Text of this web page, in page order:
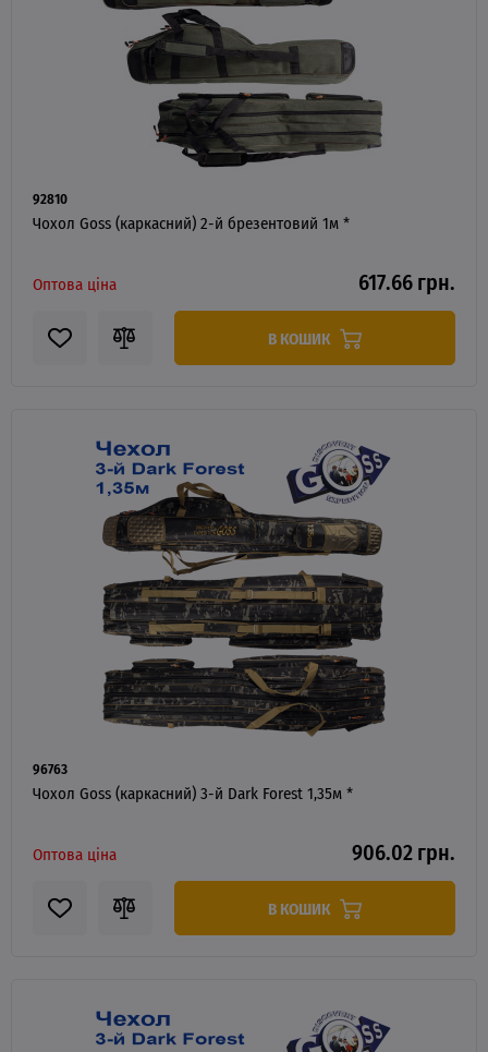
92810
Чохол Goss (каркасний) 2-й брезентовий 1м *
Оптова ціна 617.66 грн.
В КОШИК
96763
Чохол Goss (каркасний) 3-й Dark Forest 1,35м *
Оптова ціна 906.02 грн.
В КОШИК